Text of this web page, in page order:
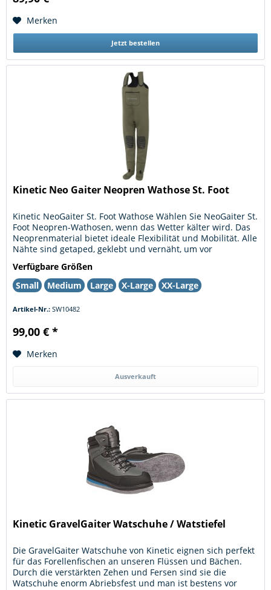
Merken
Jetzt bestellen
Kinetic Neo Gaiter Neopren Wathose St. Foot
Kinetic NeoGaiter St. Foot Wathose Wählen Sie NeoGaiter St.
Foot Neopren-Wathosen, wenn das Wetter kälter wird. Das
Neoprenmaterial bietet ideale Flexibilität und Mobilität. Alle
Nähte sind getaped, geklebt und vernäht, um vor
Verfügbare Größen
Small
Medium Large X-Large XX-Large
Artikel-Nr.: SW10482
99,00 € *
Merken
Ausverkauft
Kinetic GravelGaiter Watschuhe / Watstiefel
Die GravelGaiter Watschuhe von Kinetic eignen sich perfekt
für das Forellenfischen an unseren Flüssen und Bächen.
Durch die verstärkten Zehen und Fersen sind sie die
Watschuhe enorm Abriebsfest und man ist bestens vor